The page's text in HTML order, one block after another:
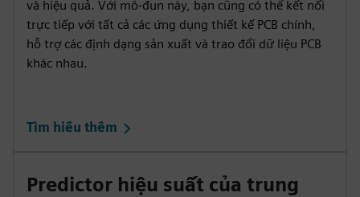
và hiệu quả. Với mô-đun này, bạn cũng có thể kết nối
trực tiếp với tất cả các ứng dụng thiết kế PCB chính,
hỗ trợ các định dạng sản xuất và trao đổi dữ liệu PCB
khác nhau.
Tìm hiểu thêm
Predictor hiệu suất của trung